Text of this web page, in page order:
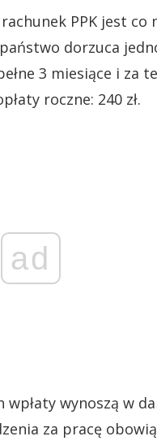
PPK jest co
dorzuca
3 miesiące i za
roczne: 240 zł.
ad
wynoszą w
za pracę